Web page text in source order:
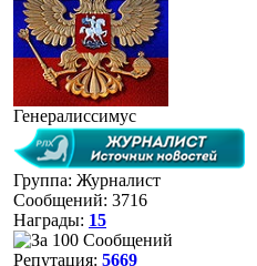
Генералиссимус
Группа: Журналист
Сообщений: 3716
Награды: 15
Репутация: 5669